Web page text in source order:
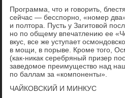
Программа, что и говорить,
сейчас — бесспорно, «номер
и полтора. Пусть у Загитовой
но по общему впечатлению ее
вкус, все же уступает
в мощи, в порыве. Кроме того,
(как-никак серебряный призер
заведомое преимущество над
по баллам за «компоненты».
ЧАЙКОВСКИЙ И МИНКУС